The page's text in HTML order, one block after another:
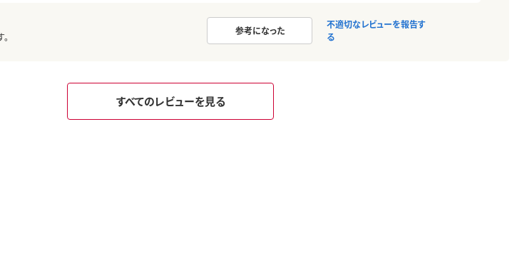
参考になった
不適切なレビューを報告す
る
すべてのレビューを見る